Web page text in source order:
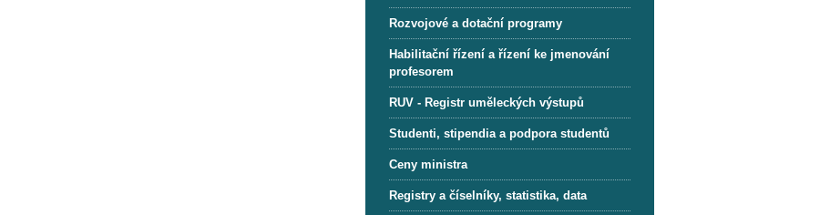
Rozvojové a dotační programy
Habilitační řízení a řízení ke jmenování
profesorem
RUV - Registr uměleckých výstupů
Studenti, stipendia a podpora studentů
Ceny ministra
Registry a číselníky, statistika, data